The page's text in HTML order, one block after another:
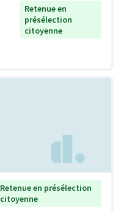
Retenue en
présélection
citoyenne
Retenue en présélection
citoyenne